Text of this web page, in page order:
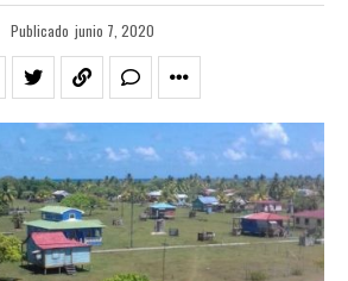
Publicado junio 7, 2020